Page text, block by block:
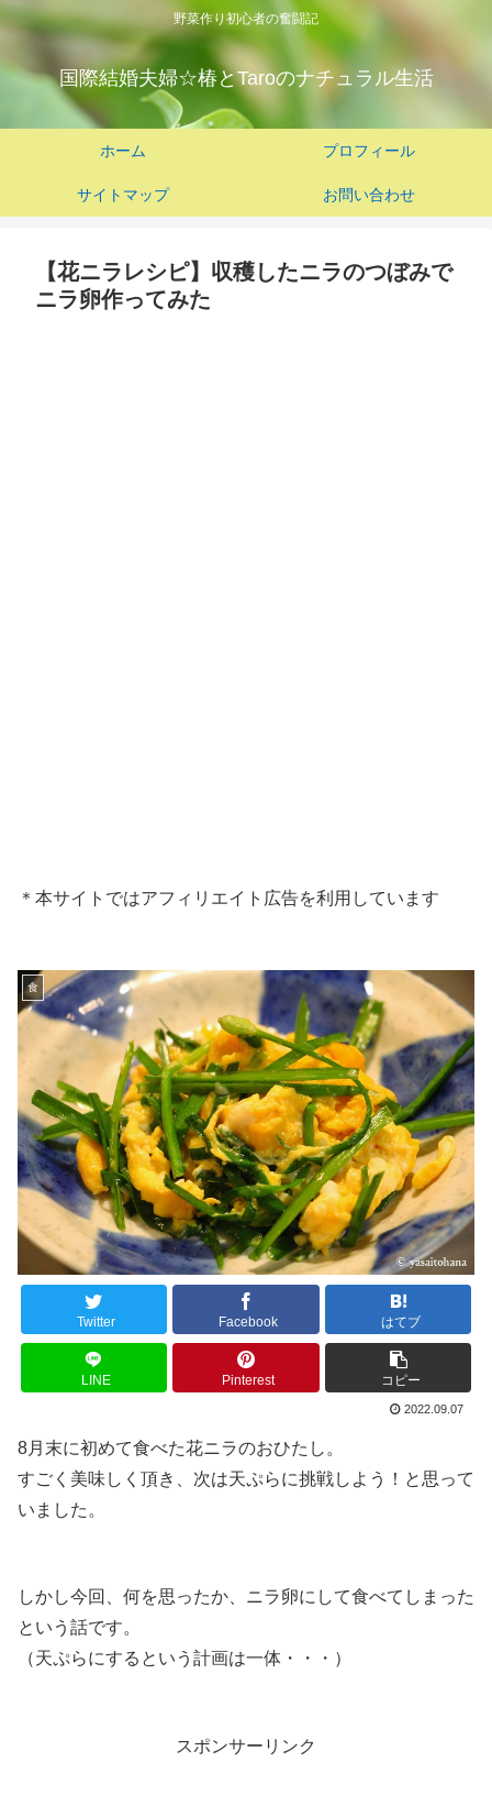
野菜作り初心者の奮闘記
国際結婚夫婦☆椿とTaroのナチュラル生活
ホーム プロフィール
サイトマップ お問い合わせ
【花ニラレシピ】収穫したニラのつぼみで
ニラ卵作ってみた
＊本サイトではアフィリエイト広告を利用しています
食
Twitter Facebook はてブ
LINE Pinterest コピー
2022.09.07
8月末に初めて食べた花ニラのおひたし。
すごく美味しく頂き、次は天ぷらに挑戦しよう！と思って
いました。
しかし今回、何を思ったか、ニラ卵にして食べてしまった
という話です。
（天ぷらにするという計画は一体・・・）
スポンサーリンク